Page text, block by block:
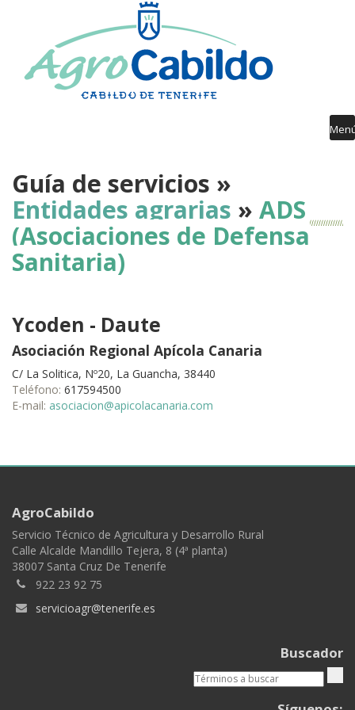
Guía de servicios »
Entidades agrarias » ADS
(Asociaciones de Defensa
Sanitaria)
Ycoden - Daute
Asociación Regional Apícola Canaria
C/ La Solitica, Nº20, La Guancha, 38440
Teléfono: 617594500
E-mail: asociacion@apicolacanaria.com
AgroCabildo
Servicio Técnico de Agricultura y Desarrollo Rural
Calle Alcalde Mandillo Tejera, 8 (4ª planta)
38007 Santa Cruz De Tenerife
922 23 92 75
servicioagr@tenerife.es
Buscador
AGROCABILDO
RIEGO
AGROMETEOROLOGÍA
PUBLICACIONES
DESARROLLO RURAL